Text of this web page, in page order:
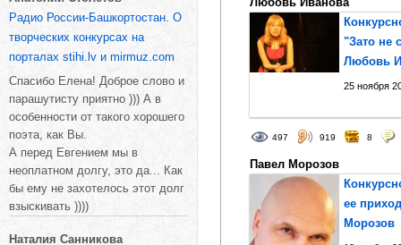
Радио России-Башкортостан. О
творческих конкурсах на
порталах stihi.lv и mirmuz.com
Спасибо Елена! Доброе слово и
парашутисту приятно ))) А в
особенности от такого хорошего
поэта, как Вы.
А перед Евгением мы в
неоплатном долгу, это да... Как
бы ему не захотелось этот долг
взыскивать ))))
Наталия Санникова
"Зато не
Любовь
25 ноября
497 919 8
Павел Морозов
ее
Морозов